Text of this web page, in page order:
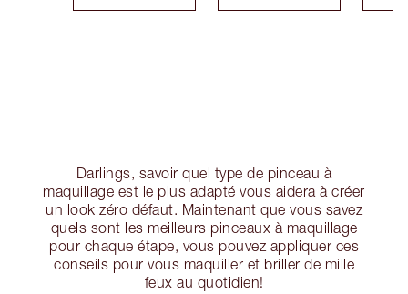
Darlings, savoir quel type de pinceau à
maquillage est le plus adapté vous aidera à créer
un look zéro défaut. Maintenant que vous savez
quels sont les meilleurs pinceaux à maquillage
pour chaque étape, vous pouvez appliquer ces
conseils pour vous maquiller et briller de mille
feux au quotidien!